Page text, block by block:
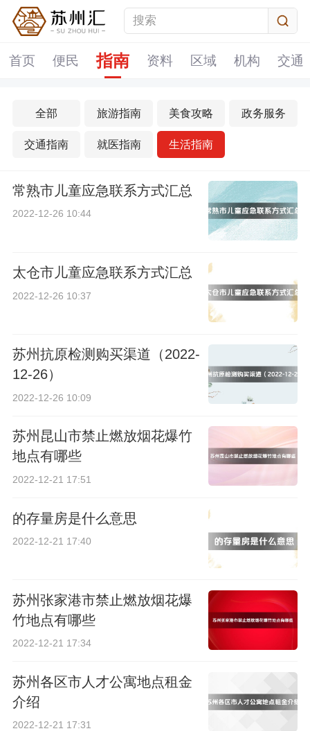
首页 便民 指南 资料 区域 机构 交通
全部 旅游指南 美食攻略 政务服务
交通指南 就医指南 生活指南
常熟市儿童应急联系方式汇总
2022-12-26 10:44
太仓市儿童应急联系方式汇总
2022-12-26 10:37
苏州抗原检测购买渠道（2022-
12-26）
2022-12-26 10:09
苏州昆山市禁止燃放烟花爆竹
地点有哪些
2022-12-21 17:51
的存量房是什么意思
2022-12-21 17:40
苏州张家港市禁止燃放烟花爆
竹地点有哪些
2022-12-21 17:34
苏州各区市人才公寓地点租金
介绍
2022-12-21 17:31